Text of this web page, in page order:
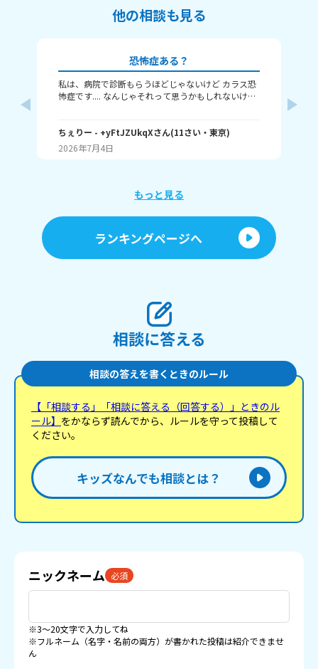
他の相談も見る
恐怖症ある？
私は、病院で診断もらうほどじゃないけど カラス恐
怖症です.... なんじゃそれって思うかもしれないけど
んな恐怖症を持っていますか？
ちぇりー - +yFtJZUkqXさん(11さい・ 東京)
2026年7月4日
もっと見る
ランキングページへ
相談に答える
相談の答えを書くときのルール
【「相談する」「相談に答える（回答する）」ときのル
ール】 をかならず読んでから、ルールを守って投稿して
ください。
キッズなんでも相談とは？
ニックネーム 必須
※3〜20文字で入力してね
※フルネーム（名字・名前の両方）が書かれた投稿は紹介できませ
ん